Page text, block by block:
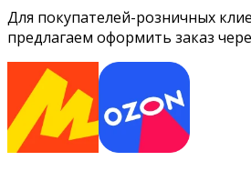
Для покупателей-розничных
предлагаем оформить заказ